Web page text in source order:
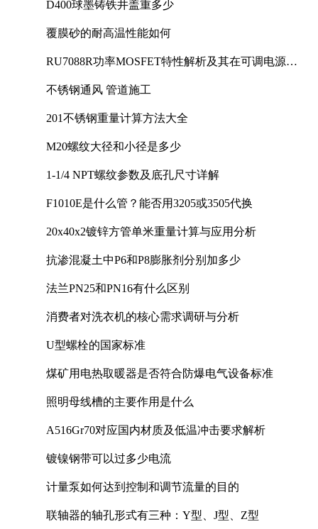
D400球墨铸铁井盖重多少
覆膜砂的耐高温性能如何
RU7088R功率MOSFET特性解析及其在可调电源设
不锈钢通风 管道施工
201不锈钢重量计算方法大全
M20螺纹大径和小径是多少
1-1/4 NPT螺纹参数及底孔尺寸详解
F1010E是什么管？能否用3205或3505代换
20x40x2镀锌方管单米重量计算与应用分析
抗渗混凝土中P6和P8膨胀剂分别加多少
法兰PN25和PN16有什么区别
消费者对洗衣机的核心需求调研与分析
U型螺栓的国家标准
煤矿用电热取暖器是否符合防爆电气设备标准
照明母线槽的主要作用是什么
A516Gr70对应国内材质及低温冲击要求解析
镀镍钢带可以过多少电流
计量泵如何达到控制和调节流量的目的
联轴器的轴孔形式有三种：Y型、J型、Z型